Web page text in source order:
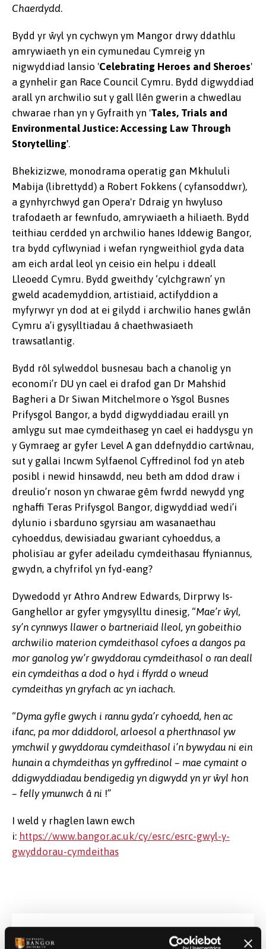
Chaerdydd.
Bydd yr ŵyl yn cychwyn ym Mangor drwy ddathlu
amrywiaeth yn ein cymunedau Cymreig yn
nigwyddiad lansio 'Celebrating Heroes and Sheroes'
a gynhelir gan Race Council Cymru. Bydd digwyddiad
arall yn archwilio sut y gall llên gwerin a chwedlau
chwarae rhan yn y Gyfraith yn 'Tales, Trials and
Environmental Justice: Accessing Law Through
Storytelling'.
Bhekizizwe, monodrama operatig gan Mkhululi
Mabija (librettydd) a Robert Fokkens ( cyfansoddwr),
a gynhyrchwyd gan Opera'r Ddraig yn hwyluso
trafodaeth ar fewnfudo, amrywiaeth a hiliaeth. Bydd
teithiau cerdded yn archwilio hanes Iddewig Bangor,
tra bydd cyflwyniad i wefan ryngweithiol gyda data
am eich ardal leol yn ceisio ein helpu i ddeall
Lleoedd Cymru. Bydd gweithdy ‘cylchgrawn’ yn
gweld academyddion, artistiaid, actifyddion a
myfyrwyr yn dod at ei gilydd i archwilio hanes gwlân
Cymru a’i gysylltiadau â chaethwasiaeth
trawsatlantig.
Bydd rôl sylweddol busnesau bach a chanolig yn
economi’r DU yn cael ei drafod gan Dr Mahshid
Bagheri a Dr Siwan Mitchelmore o Ysgol Busnes
Prifysgol Bangor, a bydd digwyddiadau eraill yn
amlygu sut mae cymdeithaseg yn cael ei haddysgu yn
y Gymraeg ar gyfer Level A gan ddefnyddio cartŵnau,
sut y gallai Incwm Sylfaenol Cyffredinol fod yn ateb
posibl i newid hinsawdd, neu beth am ddod draw i
dreulio’r noson yn chwarae gêm fwrdd newydd yng
nghaffi Teras Prifysgol Bangor, digwyddiad wedi’i
dylunio i sbarduno sgyrsiau am wasanaethau
cyhoeddus, dewisiadau gwariant cyhoeddus, a
pholisïau ar gyfer adeiladu cymdeithasau ffyniannus,
gwydn, a chyfrifol yn fyd-eang?
Dywedodd yr Athro Andrew Edwards, Dirprwy Is-
Ganghellor ar gyfer ymgysylltu dinesig, “Mae’r ŵyl,
sy’n cynnwys llawer o bartneriaid lleol, yn gobeithio
archwilio materion cymdeithasol cyfoes a dangos pa
mor ganolog yw’r gwyddorau cymdeithasol o ran deall
ein cymdeithas a dod o hyd i ffyrdd o wneud
cymdeithas yn gryfach ac yn iachach.
“Dyma gyfle gwych i rannu gyda’r cyhoedd, hen ac
ifanc, pa mor ddiddorol, arloesol a pherthnasol yw
ymchwil y gwyddorau cymdeithasol i’n bywydau ni ein
hunain a chymdeithas yn gyffredinol – mae cymaint o
ddigwyddiadau bendigedig yn digwydd yn yr ŵyl hon
– felly ymunwch â ni !”
I weld y rhaglen lawn ewch
i: https://www.bangor.ac.uk/cy/esrc/esrc-gwyl-y-
gwyddorau-cymdeithas
Dyddiad Cyhoeddi